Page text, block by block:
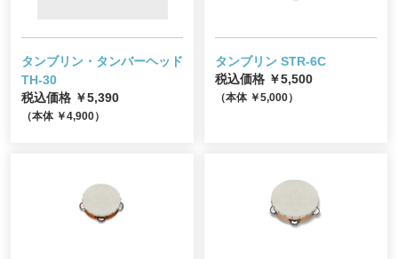
タンブリン・タンバーヘッド
TH-30
税込価格 ￥5,390
（本体 ￥4,900）
タンブリン STR-6C
税込価格 ￥5,500
（本体 ￥5,000）